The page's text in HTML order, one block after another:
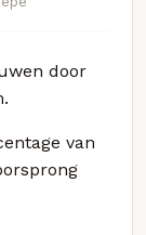
door
van